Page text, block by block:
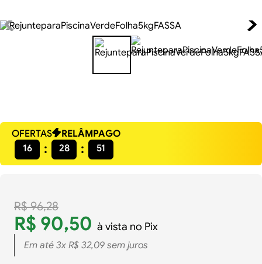
OFERTAS
RELÂMPAGO
16
28 50
R$ 96,28
R$ 90,50 à vista no Pix
Em até 3x R$ 32,09sem juros